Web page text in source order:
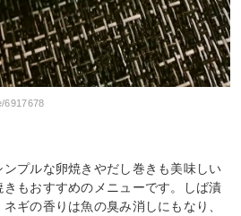
6917678
プルな卵焼きやだし巻きも美味しい
もおすすめのメニューです。しば漬
ギの香りは魚の臭み消しにもなり、